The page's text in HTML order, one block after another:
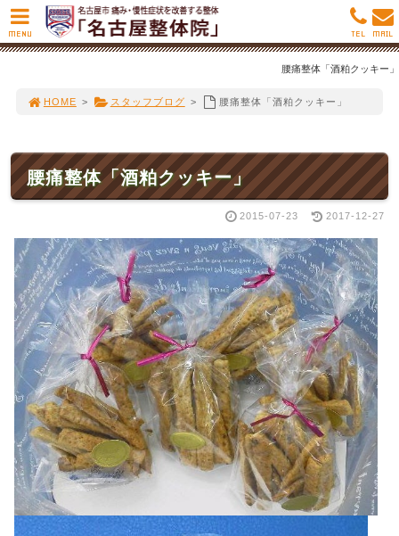
腰痛整体「酒粕クッキー」
HOME > スタッフブログ > 腰痛整体「酒粕クッキー」
腰痛整体「酒粕クッキー」
2015-07-23 2017-12-27
MENU MAIL
TEL